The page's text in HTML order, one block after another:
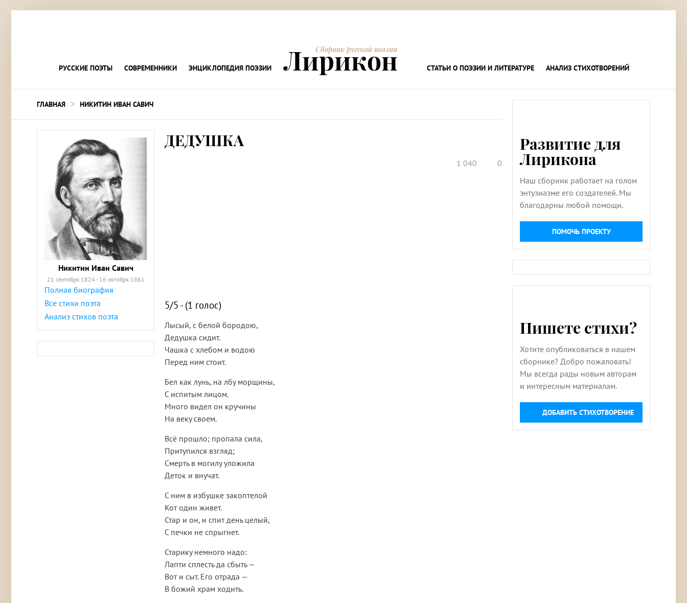
РУССКИЕ ПОЭТЫ СОВРЕМЕННИКИ ЭНЦИКЛОПЕДИЯ ПОЭЗИИ
Сборник русской поэзии
Лирикон СТАТЬИ О ПОЭЗИИ И ЛИТЕРАТУРЕ АНАЛИЗ СТИХОТВОРЕНИЙ
ГЛАВНАЯ > НИКИТИН ИВАН САВИЧ
Никитин Иван Савич
21 сентября 1824 - 16 октября 1861
Полная биография
Все стихи поэта
Анализ стихов поэта
ДЕДУШКА
1 040 0
5/5 - (1 голос)
Лысый, с белой бородою,
Дедушка сидит.
Чашка с хлебом и водою
Перед ним стоит.
Бел как лунь, на лбу морщины,
С испитым лицом.
Много видел он кручины
На веку своем.
Всё прошло; пропала сила,
Притупился взгляд;
Смерть в могилу уложила
Деток и внучат.
С ним в избушке закоптелой
Кот один живет.
Стар и он, и спит день целый,
С печки не спрыгнет.
Старику немного надо:
Лапти сплесть да сбыть —
Вот и сыт. Его отрада —
В божий храм ходить.
Развитие для
Лирикона
Наш сборник работает на голом
энтузиазме его создателей. Мы
благодарны любой помощи.
ПОМОЧЬ ПРОЕКТУ
Пишете стихи?
Хотите опубликоваться в нашем
сборнике? Добро пожаловать!
Мы всегда рады новым авторам
и интересным материалам.
ДОБАВИТЬ СТИХОТВОРЕНИЕ